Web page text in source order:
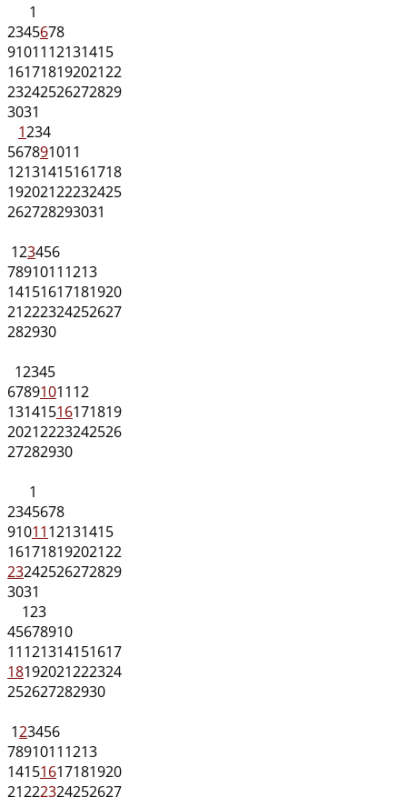
1
2345678
9101112131415
16171819202122
23242526272829
3031
1234
567891011
12131415161718
19202122232425
262728293031
123456
78910111213
14151617181920
21222324252627
282930
12345
6789101112
13141516171819
20212223242526
27282930
1
2345678
9101112131415
16171819202122
23242526272829
3031
123
45678910
11121314151617
18192021222324
252627282930
123456
78910111213
14151617181920
21222324252627